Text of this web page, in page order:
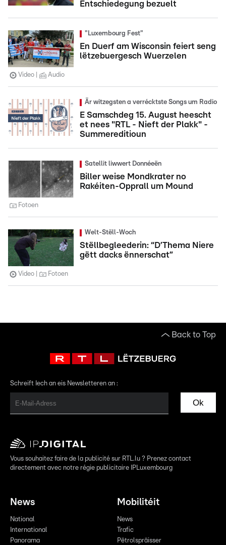
Entschiedegung bezuelt
"Luxembourg Fest"
En Duerf am Wisconsin feiert seng
lëtzebuergesch Wuerzelen
Video Audio
Är witzegsten a verrécktste Songs um Radio
E Samschdeg 15. August heescht
et nees "RTL - Nieft der Plakk" -
Summereditioun
Satellit liwwert Donnéeën
Biller weise Mondkrater no
Rakéiten-Opprall um Mound
Fotoen
Welt-Stëll-Woch
Stëllbegleederin: “D’Thema Niere
gëtt dacks ënnerschat”
Video Fotoen
Back to Top
Schreift Iech an eis Newsletteren an :
Ok
Vous souhaitez faire de la publicité sur RTL.lu ? Prenez contact
directement avec notre régie publicitaire IPLuxembourg
News
National
International
Panorama
Mobilitéit
News
Trafic
Pëtrolspräisser